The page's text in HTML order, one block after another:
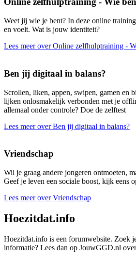
Weet jij wie je bent? In deze online
en voelt. Wat is jouw identiteit?
Lees meer over Online zelfhulptraining -
Ben jij digitaal in balans?
Scrollen, liken, appen, swipen, gamen en
lijken onlosmakelijk verbonden met je
allemaal onder controle? Doe de zelftest
Lees meer over Ben jij digitaal in balans?
Vriendschap
Wil je graag andere jongeren ontmoeten,
Geef je leven een sociale boost, kijk eens
Lees meer over Vriendschap
Hoezitdat.info
Hoezitdat.info is een forumwebsite. Zoek
informatie? Lees dan op JouwGGD.nl over